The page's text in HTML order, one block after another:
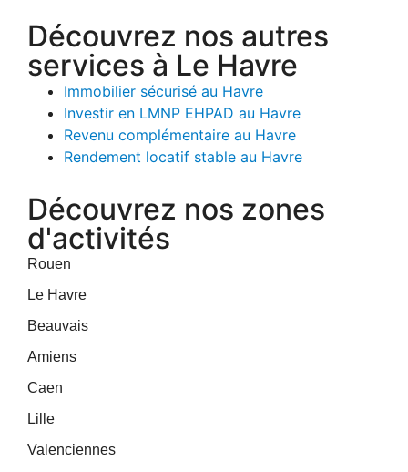
Découvrez nos autres
services à Le Havre
Immobilier sécurisé au Havre
Investir en LMNP EHPAD au Havre
Revenu complémentaire au Havre
Rendement locatif stable au Havre
Découvrez nos zones
d'activités
Rouen
Le Havre
Beauvais
Amiens
Caen
Lille
Valenciennes